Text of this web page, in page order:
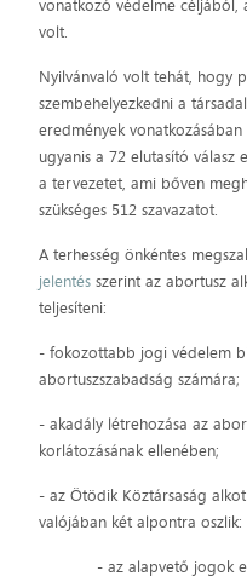
vonatkozó védelme céljából,
volt.
Nyilvánvaló volt tehát, hogy
szembehelyezkedni a
eredmények
ugyanis a 72 elutasító válasz
a tervezetet, ami bőven
szükséges 512 szavazatot.
A terhesség önkéntes
jelentés szerint az abortusz
teljesíteni:
- fokozottabb jogi védelem
abortuszszabadság számára;
- akadály létrehozása az
korlátozásának ellenében;
- az Ötödik Köztársaság
valójában két alpontra oszlik:
- az alapvető jogok